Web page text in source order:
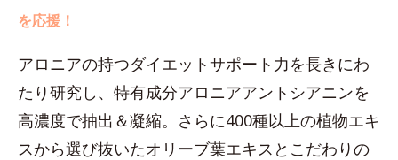
を応援！
アロニアの持つダイエットサポート力を長きにわ
たり研究し、特有成分アロニアアントシアニンを
高濃度で抽出＆凝縮。さらに400種以上の植物エキ
スから選び抜いたオリーブ葉エキスとこだわりの